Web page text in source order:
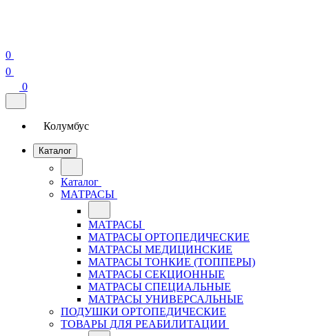
0
0
0
Колумбус
Каталог
Каталог
МАТРАСЫ
МАТРАСЫ
МАТРАСЫ ОРТОПЕДИЧЕСКИЕ
МАТРАСЫ МЕДИЦИНСКИЕ
МАТРАСЫ ТОНКИЕ (ТОППЕРЫ)
МАТРАСЫ СЕКЦИОННЫЕ
МАТРАСЫ СПЕЦИАЛЬНЫЕ
МАТРАСЫ УНИВЕРСАЛЬНЫЕ
ПОДУШКИ ОРТОПЕДИЧЕСКИЕ
ТОВАРЫ ДЛЯ РЕАБИЛИТАЦИИ